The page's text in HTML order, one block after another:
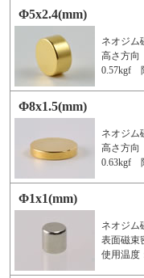
Φ5x2.4(mm)
ネオジム
高さ方向
0.57kgf
Φ8x1.5(mm)
ネオジム
高さ方向
0.63kgf
Φ1x1(mm)
ネオジム
表面磁束
使用温度